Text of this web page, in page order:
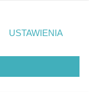
Fire.
prywatności
zgody
takiemu
tylko
USTAWIENIA